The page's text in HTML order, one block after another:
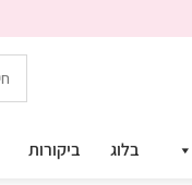
בלוג ביקורות